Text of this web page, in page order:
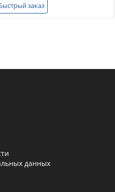
заказ
данных